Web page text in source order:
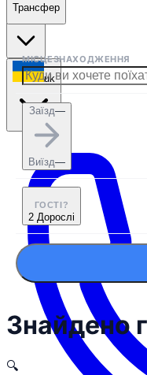
uk
Трансфер
МІСЦЕЗНАХОДЖЕННЯ
Заїзд—
Виїзд—
ГОСТІ?
2 Дорослі
Знайдено
🔍